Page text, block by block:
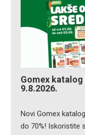
Gomex katalog
9.8.2026.
Novi Gomex
do 70%! Iskoristite